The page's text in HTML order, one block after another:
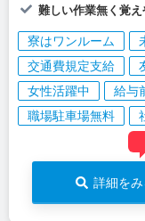
難しい作業無く覚
寮はワンルーム
交通費規定支給
女性活躍中
給与
職場駐車場無料
詳細をみ